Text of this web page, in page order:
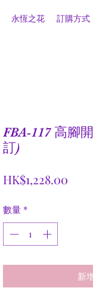
永恆之花 訂購方式
FBA-117 高腳
訂)
HK$1,228.00
數量 *
新